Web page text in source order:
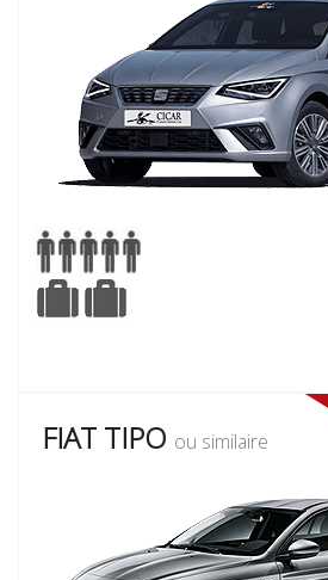
FIAT TIPO ou similaire